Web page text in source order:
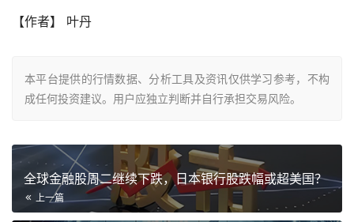
【作者】 叶丹
本平台提供的行情数据、分析工具及资讯仅供学习参考，不构
成任何投资建议。用户应独立判断并自行承担交易风险。
全球金融股周二继续下跌，日本银行股跌幅或超美国？
上一篇